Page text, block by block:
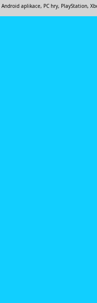
Android aplikace, PC hry, PlayStation,